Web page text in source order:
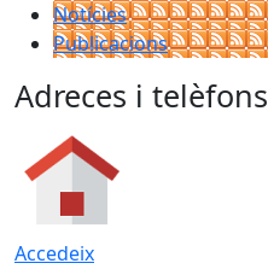
Notícies
Publicacions
Adreces i telèfons
Accedeix